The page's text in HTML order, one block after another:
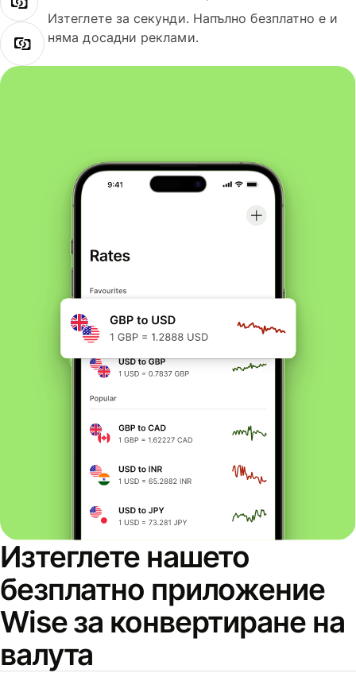
Изтеглете за секунди. Напълно безплатно е и
няма досадни реклами.
Изтеглете нашето
безплатно приложение
Wise за конвертиране на
валута